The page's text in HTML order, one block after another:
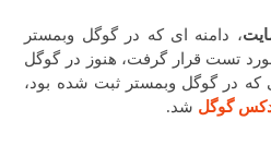
، دامنه ای که در گوگل وبمستر
بود، طی ۱۰ روز مورد تست قرار گرفت، هنوز در گوگل
که در گوگل وبمستر ثبت شده بود،
گوگل شد.